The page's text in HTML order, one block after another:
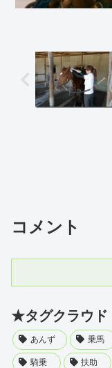
コメント
★タグクラウド
あんず 乗馬
騎乗 扶助